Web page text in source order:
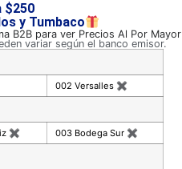
$250
y Tumbaco
B2B para ver Precios Al Por Mayor
variar según el banco emisor.
002 Versalles ✖
✖ 003 Bodega Sur ✖